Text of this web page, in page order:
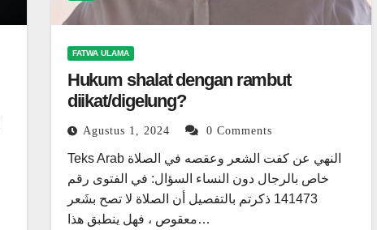
FATWA ULAMA
Hukum shalat dengan rambut
diikat/digelung?
Agustus 1, 2024 0 Comments
Teks Arab النهي عن كفت الشعر وعقصه في الصلاة
خاص بالرجال دون النساء السؤال: في الفتوى رقم
141473 ذكرتم بالتفصيل أن الصلاة لا تصح بشَعر
معقوص ، فهل ينطبق هذا…